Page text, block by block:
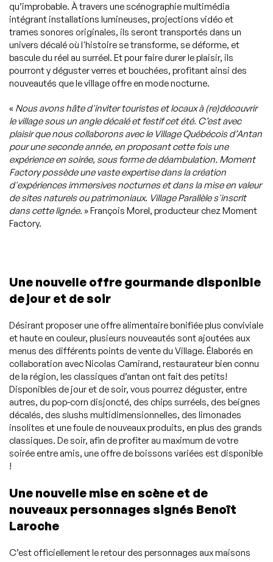
qu’improbable. À travers une scénographie multimédia
intégrant installations lumineuses, projections vidéo et
trames sonores originales, ils seront transportés dans un
univers décalé où l'histoire se transforme, se déforme, et
bascule du réel au surréel. Et pour faire durer le plaisir, ils
pourront y déguster verres et bouchées, profitant ainsi des
nouveautés que le village offre en mode nocturne.
« Nous avons hâte d'inviter touristes et locaux à (re)découvrir
le village sous un angle décalé et festif cet été. C’est avec
plaisir que nous collaborons avec le Village Québécois d’Antan
pour une seconde année, en proposant cette fois une
expérience en soirée, sous forme de déambulation. Moment
Factory possède une vaste expertise dans la création
d'expériences immersives nocturnes et dans la mise en valeur
de sites naturels ou patrimoniaux. Village Parallèle s'inscrit
dans cette lignée. »François Morel, producteur chez Moment
Factory.
Une nouvelle offre gourmande disponible
de jour et de soir
Désirant proposer une offre alimentaire bonifiée plus conviviale
et haute en couleur, plusieurs nouveautés sont ajoutées aux
menus des différents points de vente du Village. Élaborés en
collaboration avec Nicolas Camirand, restaurateur bien connu
de la région, les classiques d’antan ont fait des petits!
Disponibles de jour et de soir, vous pourrez déguster, entre
autres, du pop-corn disjoncté, des chips surréels, des beignes
décalés, des slushs multidimensionnelles, des limonades
insolites et une foule de nouveaux produits, en plus des grands
classiques. De soir, afin de profiter au maximum de votre
soirée entre amis, une offre de boissons variées est disponible
!
Une nouvelle mise en scène et de
nouveaux personnages signés Benoît
Laroche
C’est officiellement le retour des personnages aux maisons